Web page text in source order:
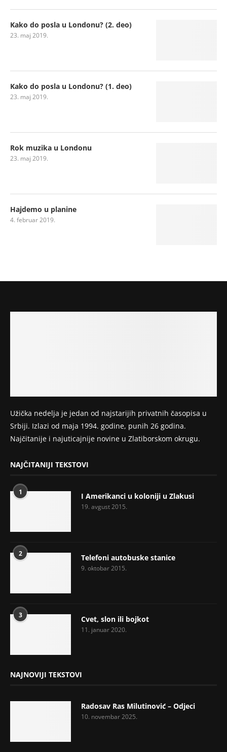
Kako do posla u Londonu? (2. deo)
23. maj 2019.
Kako do posla u Londonu? (1. deo)
23. maj 2019.
Rok muzika u Londonu
23. maj 2019.
Hajdemo u planine
4. februar 2019.
Užička nedelja je jedan od najstarijih privatnih časopisa u
Srbiji. Izlazi od maja 1994. godine, punih 26 godina.
Najčitanije i najuticajnije novine u Zlatiborskom okrugu.
NAJČITANIJI TEKSTOVI
1 I Amerikanci u koloniji u Zlakusi
19. avgust 2015.
2 Telefoni autobuske stanice
9. oktobar 2015.
3 Cvet, slon ili bojkot
11. januar 2020.
NAJNOVIJI TEKSTOVI
Radosav Ras Milutinović – Odjeci
10. novembar 2025.